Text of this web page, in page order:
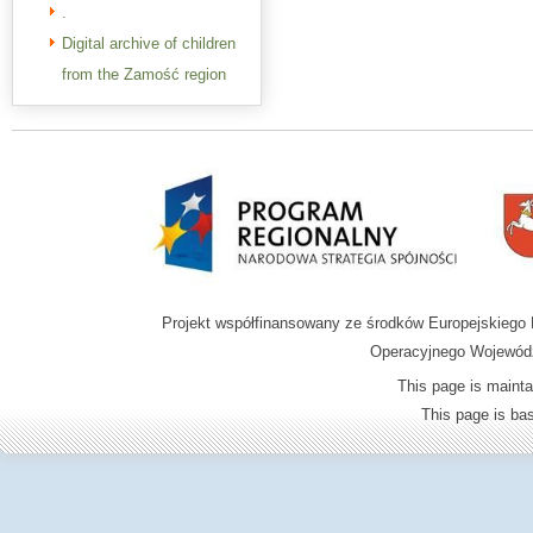
.
Digital archive of children
from the Zamość region
Projekt współfinansowany ze środków
Operacyjnego
This page is
This page is